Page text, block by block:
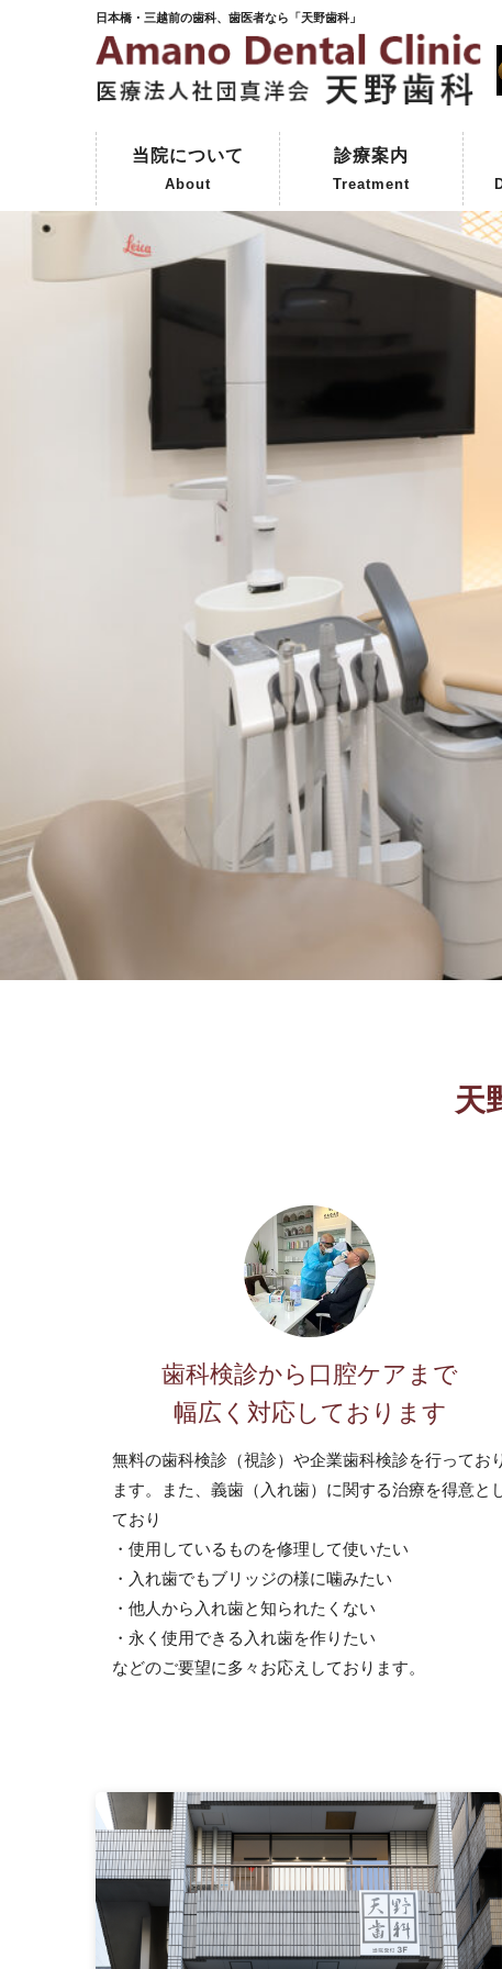
日本橋・三越前の歯科、歯医者なら「天野歯科」
当院について
About
初めて来院される方へ
診療案内
Treatment
一般歯科
予防歯科
審美歯科
インプラント
保険外治療
コーヌスクローネ義歯歯
企
天
歯科検診から口腔ケアまで
幅広く対応しております
無料の歯科検診（視診）や企業歯科検診を行ってお
ます。また、義歯（入れ歯）に関する治療を得意と
ており
・使用しているものを修理して使いたい
・入れ歯でもブリッジの様に噛みたい
・他人から入れ歯と知られたくない
・永く使用できる入れ歯を作りたい
などのご要望に多々お応えしております。